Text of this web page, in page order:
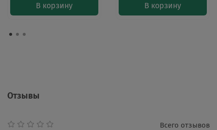
В корзину В корзину
Отзывы
Всего отзывов